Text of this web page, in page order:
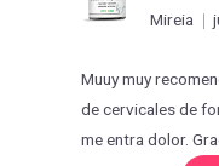
Mireia
Muuy muy
de cervicales de
me entra dolor.